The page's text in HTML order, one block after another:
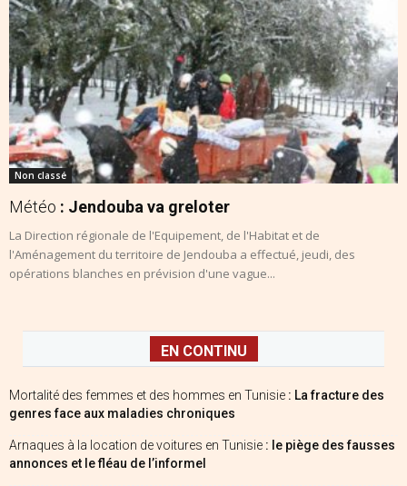
Non classé
Météo : Jendouba va greloter
La Direction régionale de l'Equipement, de l'Habitat et de
l'Aménagement du territoire de Jendouba a effectué, jeudi, des
opérations blanches en prévision d'une vague...
EN CONTINU
Mortalité des femmes et des hommes en Tunisie : La fracture des
genres face aux maladies chroniques
Arnaques à la location de voitures en Tunisie : le piège des fausses
annonces et le fléau de l’informel